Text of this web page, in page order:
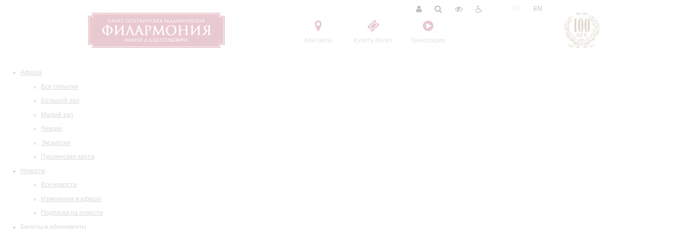
Контакты Купить билет Трансляции
EN
Афиша
Все события
Большой зал
Малый зал
Лекции
Экскурсии
Пушкинская карта
Новости
Все новости
Изменения в афише
Подписка на новости
Билеты и абонементы